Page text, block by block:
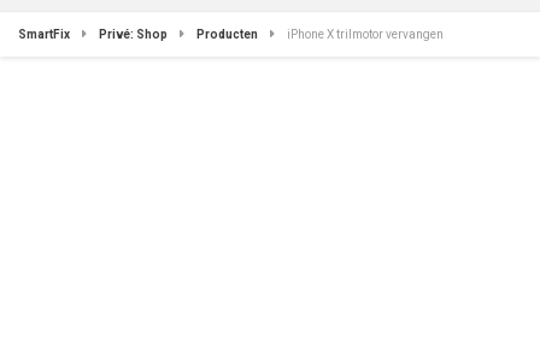
SmartFix Privé: Shop Producten iPhone X trilmotor vervangen